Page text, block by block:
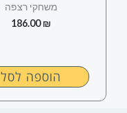
משחקי רצפה
186.00₪
הוספה לסל